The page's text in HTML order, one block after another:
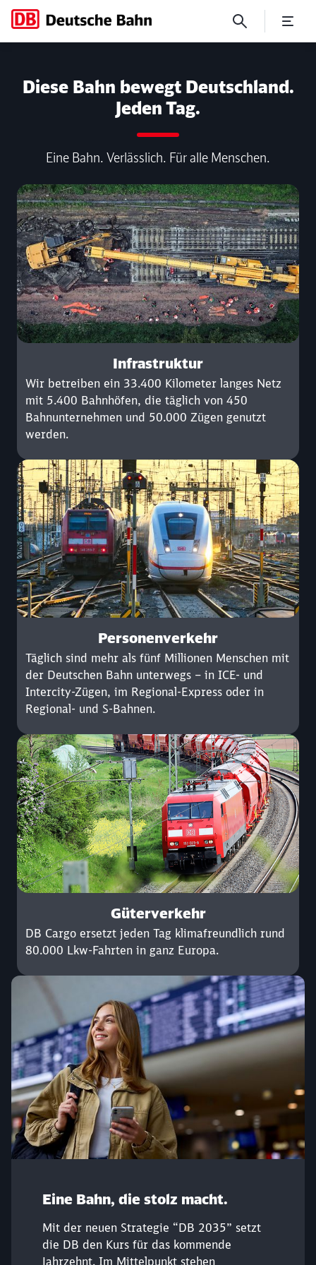
Diese Bahn bewegt Deutschland.
Jeden Tag.
Eine Bahn. Verlässlich. Für alle Menschen.
Infrastruktur
Wir betreiben ein 33.400 Kilometer langes Netz
mit 5.400 Bahnhöfen, die täglich von 450
Bahnunternehmen und 50.000 Zügen genutzt
werden.
Personenverkehr
Täglich sind mehr als fünf Millionen Menschen mit
der Deutschen Bahn unterwegs – in ICE- und
Intercity-Zügen, im Regional-Express oder in
Regional- und S-Bahnen.
Güterverkehr
DB Cargo ersetzt jeden Tag klimafreundlich rund
80.000 Lkw-Fahrten in ganz Europa.
Eine Bahn, die stolz macht.
Mit der neuen Strategie “DB 2035” setzt
die DB den Kurs für das kommende
Jahrzehnt. Im Mittelpunkt stehen